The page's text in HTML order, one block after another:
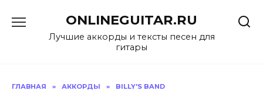
содержанию
ONLINEGUITAR.RU
Лучшие аккорды и тексты песен для
гитары
ГЛАВНАЯ » АККОРДЫ » BILLY'S BAND